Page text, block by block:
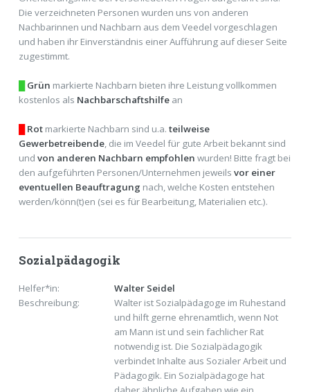
Die verzeichneten Personen wurden uns von anderen
Nachbarinnen und Nachbarn aus dem Veedel vorgeschlagen
und haben ihr Einverständnis einer Aufführung auf dieser Seite
zugestimmt.
Grün markierte Nachbarn bieten ihre Leistung vollkommen
kostenlos als Nachbarschaftshilfean
Rot markierte Nachbarn sind u.a. teilweise
Gewerbetreibende, die im Veedel für gute Arbeit bekannt sind
und von anderen Nachbarn empfohlen wurden! Bitte fragt bei
den aufgeführten Personen/Unternehmen jeweils vor einer
eventuellen Beauftragung nach, welche Kosten entstehen
werden/könn(t)en (sei es für Bearbeitung, Materialien etc.).
Sozialpädagogik
Helfer*in:
Walter Seidel
Beschreibung:
Walter ist Sozialpädagoge im Ruhestand
und hilft gerne ehrenamtlich, wenn Not
am Mann ist und sein fachlicher Rat
notwendig ist. Die Sozialpädagogik
verbindet Inhalte aus Sozialer Arbeit und
Pädagogik. Ein Sozialpädagoge hat